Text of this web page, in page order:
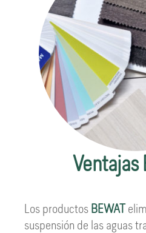
Ventajas
Los productos BEWAT
suspensión de las aguas